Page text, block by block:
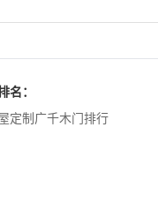
名：
定制广千木门排行